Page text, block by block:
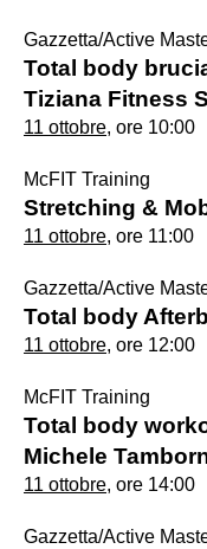
Gazzetta/Active
Total body
Tiziana Fitness
11 ottobre, ore 10:00
McFIT Training
Stretching &
11 ottobre, ore 11:00
Gazzetta/Active
Total body
11 ottobre, ore 12:00
McFIT Training
Total body
Michele
11 ottobre, ore 14:00
Gazzetta/Active